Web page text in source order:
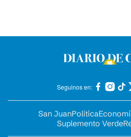
Seguinos en:
San JuanPolítica
Suplemento Verde